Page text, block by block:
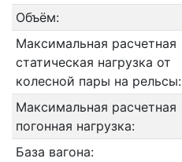
Объём:
Максимальная расчетная
статическая нагрузка от
колесной пары на рельсы:
Максимальная расчетная
погонная нагрузка:
База вагона: